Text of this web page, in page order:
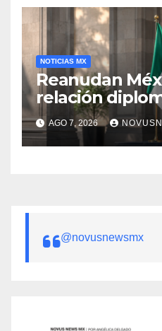
NOTICIAS MX
Reanudan
relación
AGO 7, 2026
@novusnewsmx